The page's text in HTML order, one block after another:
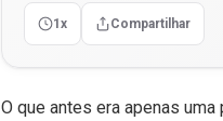
1x Compartilhar
O que antes era apenas